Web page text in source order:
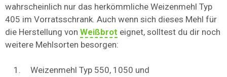
wahrscheinlich nur das herkömmliche Weizenmehl Typ
405 im Vorratsschrank. Auch wenn sich dieses Mehl für
die Herstellung von Weißbrot eignet, solltest du dir noch
weitere Mehlsorten besorgen:
Weizenmehl Typ 550, 1050 und